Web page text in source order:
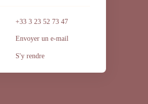
+33 3 23 52 73 47
Envoyer un e-mail
S'y rendre